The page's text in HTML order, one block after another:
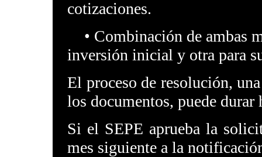
cotizaciones.
• Combinación de ambas
inversión inicial y otra para
El proceso de resolución,
los documentos, puede durar
Si el SEPE aprueba la
mes siguiente a la